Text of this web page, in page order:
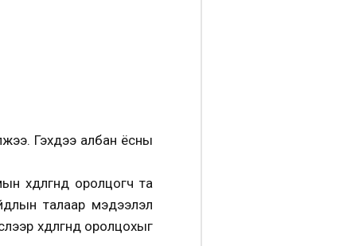
Гэхдээ албан ёсны
оролцогч та
талаар мэдээлэл
хөдөлгөөнд оролцохыг